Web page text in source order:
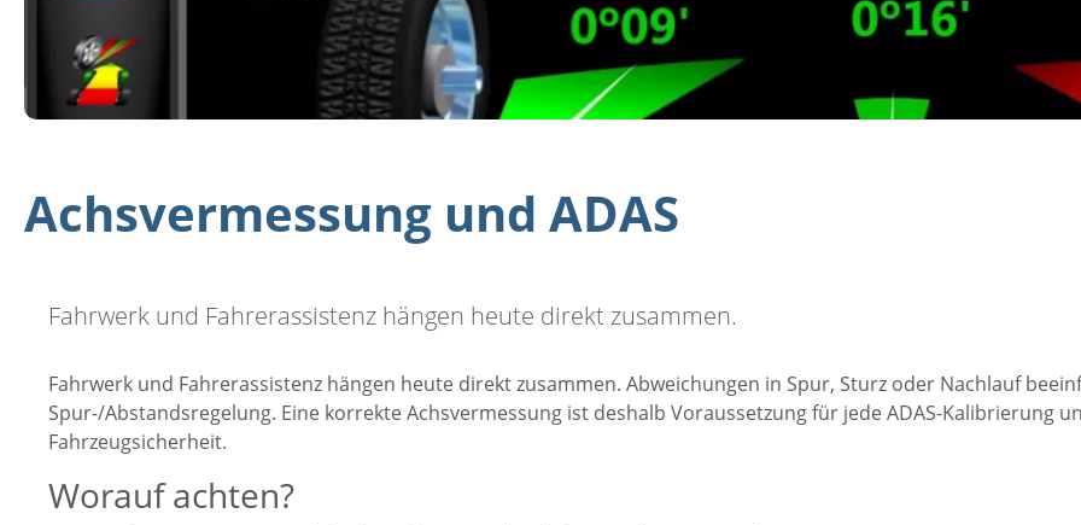
Achsvermessung und ADAS
Fahrwerk und Fahrerassistenz hängen heute direkt zusammen.
Fahrwerk und Fahrerassistenz hängen heute direkt zusammen. Abweichungen in Spur, Sturz oder Nachlauf
Spur-/Abstandsregelung. Eine korrekte Achsvermessung ist deshalb Voraussetzung für jede ADAS-Kalibrierung
Fahrzeugsicherheit.
Worauf achten?